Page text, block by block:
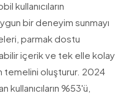
kullanıcıların
bir deneyim sunmayı
parmak dostu
içerik ve tek elle kolay
temelini oluşturur. 2024
%53'ü,